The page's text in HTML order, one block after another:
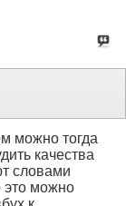
можно тогда
качества
словами
это можно